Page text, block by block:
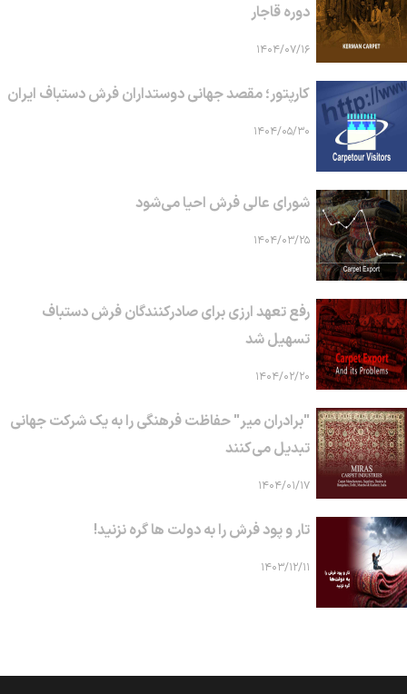
دوره قاجار
۱۴۰۴/۰۷/۱۶
کارپتور؛ مقصد جهانی دوستداران فرش دستباف ایران
۱۴۰۴/۰۵/۳۰
شورای عالی فرش احیا می‌شود
۱۴۰۴/۰۳/۲۵
رفع تعهد ارزی برای صادرکنندگان فرش دستباف
تسهیل شد
۱۴۰۴/۰۲/۲۰
"برادران میر" حفاظت فرهنگی را به یک شرکت جهانی
تبدیل می‌کنند
۱۴۰۴/۰۱/۱۷
تار و پود فرش را به دولت ها گره نزنید!
۱۴۰۳/۱۲/۱۱